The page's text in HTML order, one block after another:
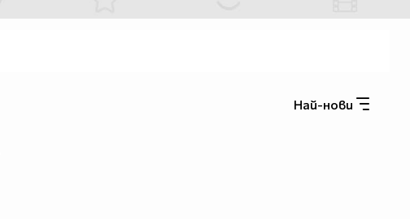
Най-нови